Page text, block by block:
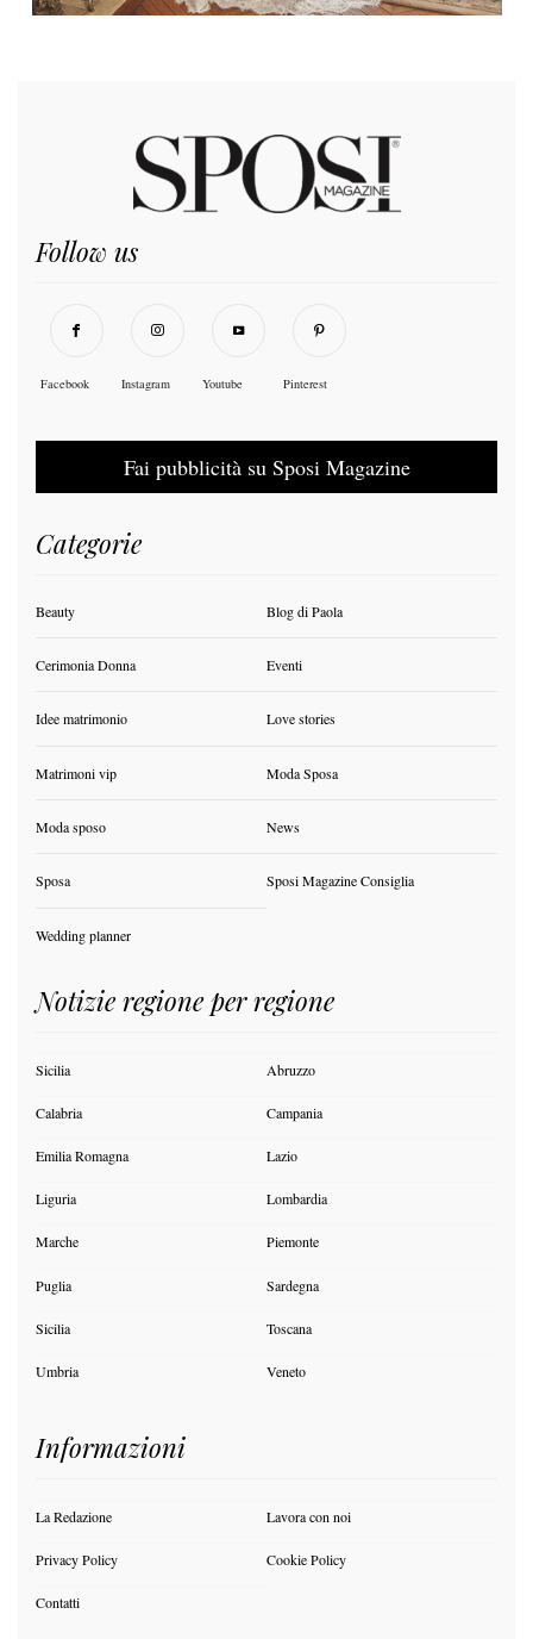
Follow us
Facebook Instagram Youtube Pinterest
Fai pubblicità su Sposi Magazine
Categorie
Beauty Blog di Paola
Cerimonia Donna Eventi
Idee matrimonio Love stories
Matrimoni vip Moda Sposa
Moda sposo News
Sposa Sposi Magazine Consiglia
Wedding planner
Notizie regione per regione
Sicilia Abruzzo
Calabria Campania
Emilia Romagna Lazio
Liguria Lombardia
Marche Piemonte
Puglia Sardegna
Sicilia Toscana
Umbria Veneto
Informazioni
La Redazione Lavora con noi
Privacy Policy Cookie Policy
Contatti